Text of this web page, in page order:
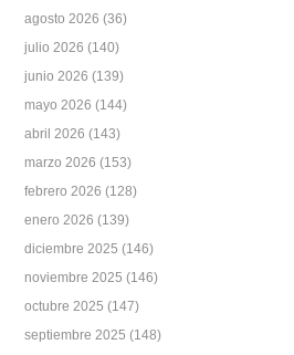
agosto 2026 (36)
julio 2026 (140)
junio 2026 (139)
mayo 2026 (144)
abril 2026 (143)
marzo 2026 (153)
febrero 2026 (128)
enero 2026 (139)
diciembre 2025 (146)
noviembre 2025 (146)
octubre 2025 (147)
septiembre 2025 (148)